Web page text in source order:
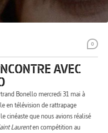
0
AVEC
Bonello mercredi 31 mai à
en télévision de rattrapage
cinéaste que nous avions réalisé
Laurenten compétition au